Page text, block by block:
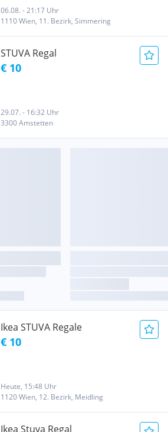
06.08. - 21:17 Uhr
1110 Wien, 11. Bezirk, Simmering
STUVA Regal
€ 10
29.07. - 16:32 Uhr
3300 Amstetten
Ikea STUVA Regale
€ 10
Heute, 15:48 Uhr
1120 Wien, 12. Bezirk, Meidling
Ikea Stuva Regal